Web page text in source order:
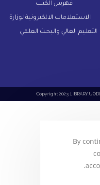
فهرس الكتب
الاستعلامات الالكترونية لوزارة
العالي والبحث العلمي
Copyright 2023
By